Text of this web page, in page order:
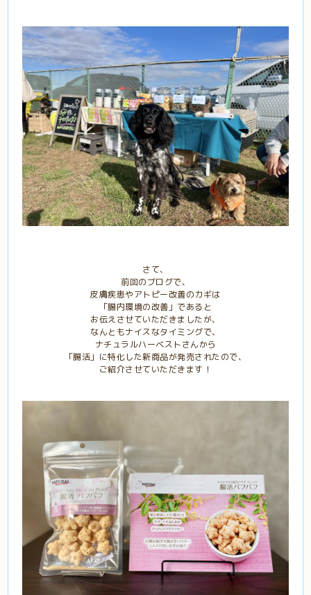
さて、
前回のブログで、
皮膚疾患やアトピー改善のカギは
「腸内環境の改善」であると
お伝えさせていただきましたが、
なんともナイスなタイミングで、
ナチュラルハーベストさんから
「腸活」に特化した新商品が発売されたので、
ご紹介させていただきます！